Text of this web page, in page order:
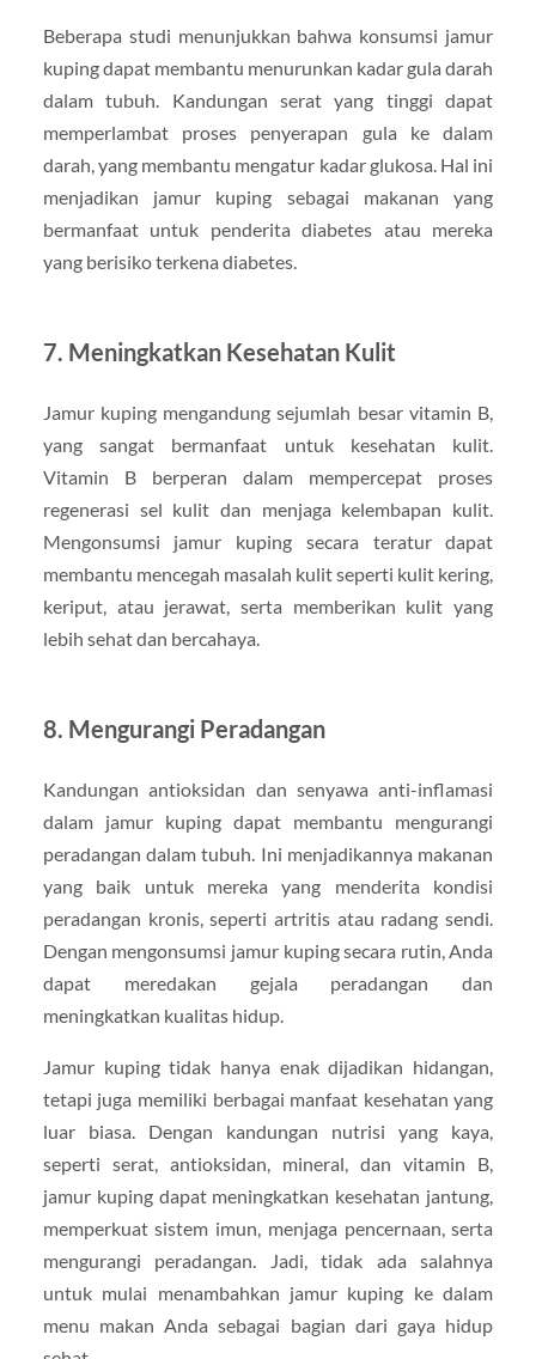
Beberapa studi menunjukkan bahwa konsumsi jamur
kuping dapat membantu menurunkan kadar gula darah
dalam tubuh. Kandungan serat yang tinggi dapat
memperlambat proses penyerapan gula ke dalam
darah, yang membantu mengatur kadar glukosa. Hal ini
menjadikan jamur kuping sebagai makanan yang
bermanfaat untuk penderita diabetes atau mereka
yang berisiko terkena diabetes.
7. Meningkatkan Kesehatan Kulit
Jamur kuping mengandung sejumlah besar vitamin B,
yang sangat bermanfaat untuk kesehatan kulit.
Vitamin B berperan dalam mempercepat proses
regenerasi sel kulit dan menjaga kelembapan kulit.
Mengonsumsi jamur kuping secara teratur dapat
membantu mencegah masalah kulit seperti kulit kering,
keriput, atau jerawat, serta memberikan kulit yang
lebih sehat dan bercahaya.
8. Mengurangi Peradangan
Kandungan antioksidan dan senyawa anti-inflamasi
dalam jamur kuping dapat membantu mengurangi
peradangan dalam tubuh. Ini menjadikannya makanan
yang baik untuk mereka yang menderita kondisi
peradangan kronis, seperti artritis atau radang sendi.
Dengan mengonsumsi jamur kuping secara rutin, Anda
dapat meredakan gejala peradangan dan
meningkatkan kualitas hidup.
Jamur kuping tidak hanya enak dijadikan hidangan,
tetapi juga memiliki berbagai manfaat kesehatan yang
luar biasa. Dengan kandungan nutrisi yang kaya,
seperti serat, antioksidan, mineral, dan vitamin B,
jamur kuping dapat meningkatkan kesehatan jantung,
memperkuat sistem imun, menjaga pencernaan, serta
mengurangi peradangan. Jadi, tidak ada salahnya
untuk mulai menambahkan jamur kuping ke dalam
menu makan Anda sebagai bagian dari gaya hidup